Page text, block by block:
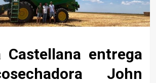
Castellana entrega
John